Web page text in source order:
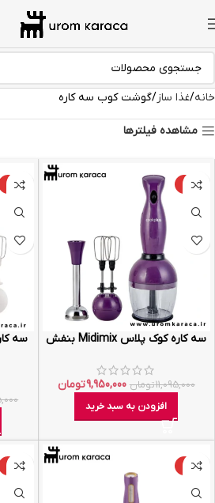
خانه غذا ساز گوشت کوب سه کاره
مشاهده فیلترها
-10%
سه کاره کوک پلاس Midimix بنفش
11,095,000تومان 9,950,000تومان
افزودن به سبد خرید
-10%
-18%
-18%